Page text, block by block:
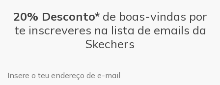
20% Desconto*de boas-vindas por
te inscreveres na lista de emails da
Skechers
Endereço de e-mail